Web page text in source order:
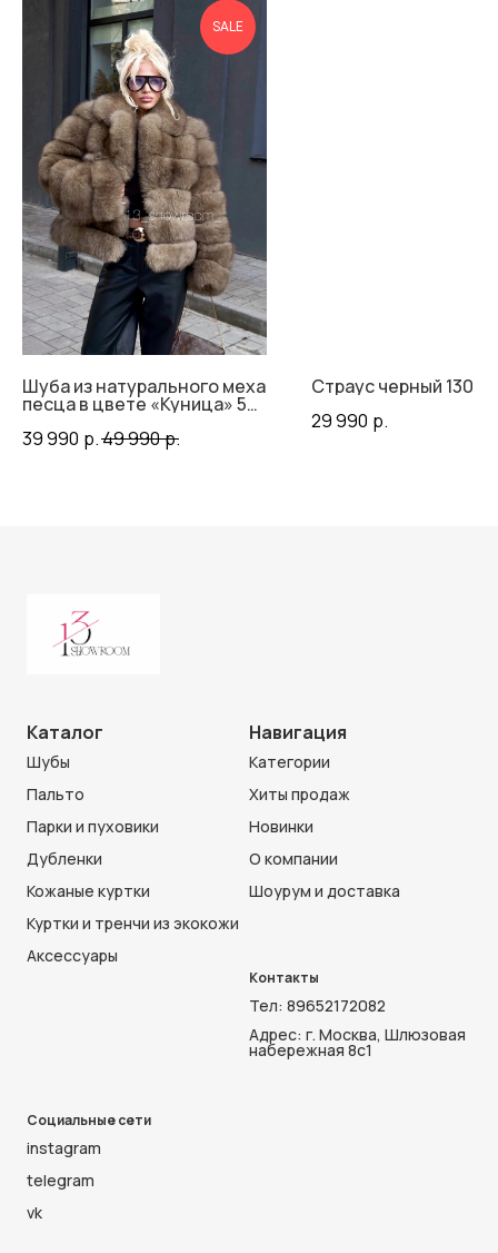
SALE
Шуба из натурального меха
песца в цвете «Куница» 55
39 990 р.49 990р.
Страус черный 130 см
29 990 р.
Каталог
Шубы
Пальто
Парки и пуховики
Дубленки
Кожаные куртки
Куртки и тренчи из экокожи
Аксессуары
Навигация
Категории
Хиты продаж
Новинки
О компании
Шоурум и доставка
Контакты
Тел: 89652172082
Адрес: г. Москва, Шлюзовая
набережная 8с1
Социальные сети
instagram
telegram
vk